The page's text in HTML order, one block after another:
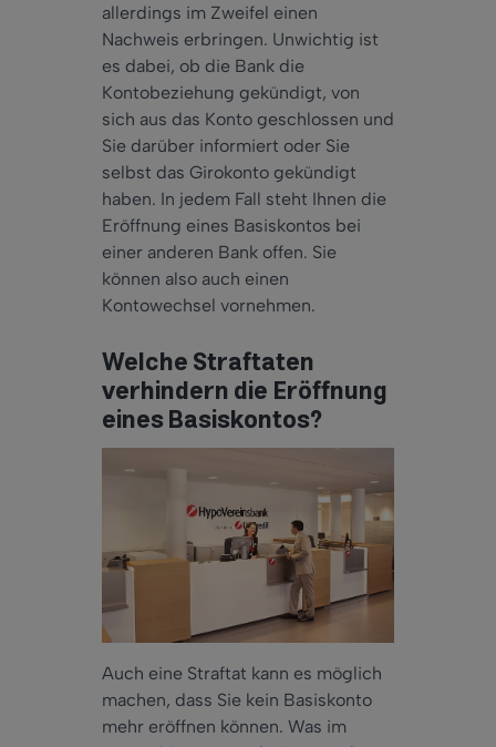
allerdings im Zweifel einen
Nachweis erbringen. Unwichtig ist
es dabei, ob die Bank die
Kontobeziehung gekündigt, von
sich aus das Konto geschlossen und
Sie darüber informiert oder Sie
selbst das Girokonto gekündigt
haben. In jedem Fall steht Ihnen die
Eröffnung eines Basiskontos bei
einer anderen Bank offen. Sie
können also auch einen
Kontowechsel vornehmen.
Welche Straftaten
verhindern die Eröffnung
eines Basiskontos?
Auch eine Straftat kann es möglich
machen, dass Sie kein Basiskonto
mehr eröffnen können. Was im